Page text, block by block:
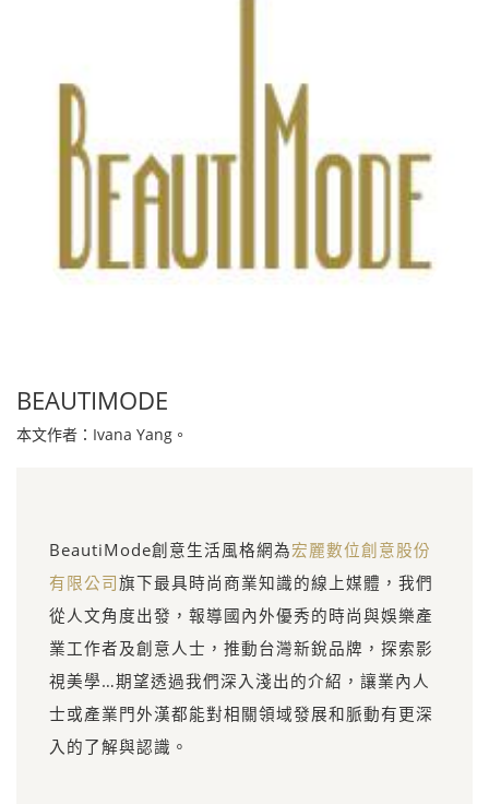
BEAUTIMODE
本文作者：Ivana Yang。
BeautiMode創意生活風格網為宏麗數位創意股份
有限公司旗下最具時尚商業知識的線上媒體，我們
從人文角度出發，報導國內外優秀的時尚與娛樂產
業工作者及創意人士，推動台灣新銳品牌，探索影
視美學…期望透過我們深入淺出的介紹，讓業內人
士或產業門外漢都能對相關領域發展和脈動有更深
入的了解與認識。